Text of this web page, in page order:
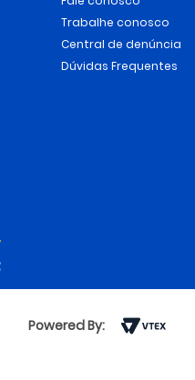
Trabalhe conosco
Central de denúncia
Dúvidas Frequentes
Powered By: